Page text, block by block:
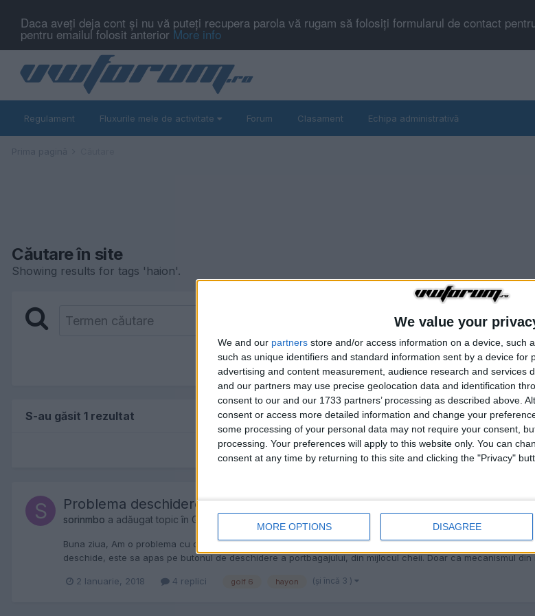
Daca aveți deja cont și nu vă puteți recupera parola vă rugam să folosiți formularul de contact
pentru emailul folosit anterior More info
We value your
We and our partners store and/or access information on a device, such
such as unique identifiers and standard information sent by a device for
advertising and content measurement, audience research and services
and our partners may use precise geolocation data and identification
consent to our and our 1733 partners’ processing as described above.
consent or access more detailed information and change your
some processing of your personal data may not require your consent,
processing. Your preferences will apply to this website only. You can
consent at any time by returning to this site and clicking the "Privacy"
MORE OPTIONS DISAGREE
Regulament Fluxurile mele de activitate Forum Clasament Echipa administrativă
Căutare în site
Showing results for tags 'haion'.
S-au găsit 1 rezultat
Problema deschidere hayon / portbagaj
sorinmbo a adăugat topic în Golf VI & Jetta
Buna ziua, Am o problema cu deschiderea hayonului, anume: din telecomanda, cand deschid masina,
deschide, este sa apas pe butonul de deschidere a portbagajului, din mijlocul cheii. Doar ca mecanismul din
2 Ianuarie, 2018 4 replici golf 6 hayon (şi încă 3 )